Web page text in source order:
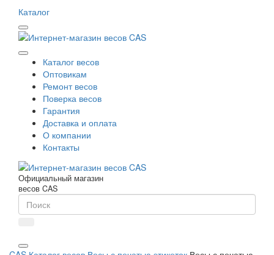
Каталог
Каталог весов
Оптовикам
Ремонт весов
Поверка весов
Гарантия
Доставка и оплата
О компании
Контакты
Официальный магазин
весов CAS